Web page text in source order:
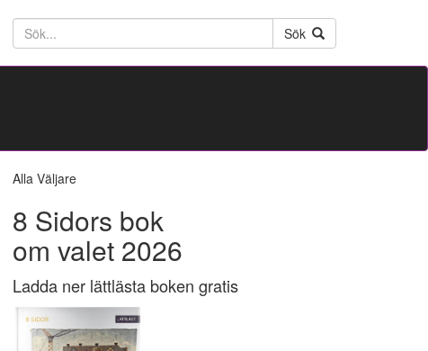
Söktext
Sök
Alla Väljare
8 Sidors bok
om valet 2026
Ladda ner lättlästa boken gratis